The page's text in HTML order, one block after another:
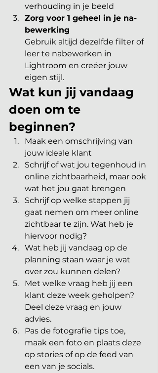
verhouding in je beeld
Zorg voor 1 geheel in je na-
bewerking
Gebruik altijd dezelfde filter of
leer te nabewerken in
Lightroom en creëer jouw
eigen stijl.
Wat kun jij vandaag
doen om te
beginnen?
Maak een omschrijving van
jouw ideale klant
Schrijf of wat jou tegenhoud in
online zichtbaarheid, maar ook
wat het jou gaat brengen
Schrijf op welke stappen jij
gaat nemen om meer online
zichtbaar te zijn. Wat heb je
hiervoor nodig?
Wat heb jij vandaag op de
planning staan waar je wat
over zou kunnen delen?
Met welke vraag heb jij een
klant deze week geholpen?
Deel deze vraag en jouw
advies.
Pas de fotografie tips toe,
maak een foto en plaats deze
op stories of op de feed van
een van je socials.